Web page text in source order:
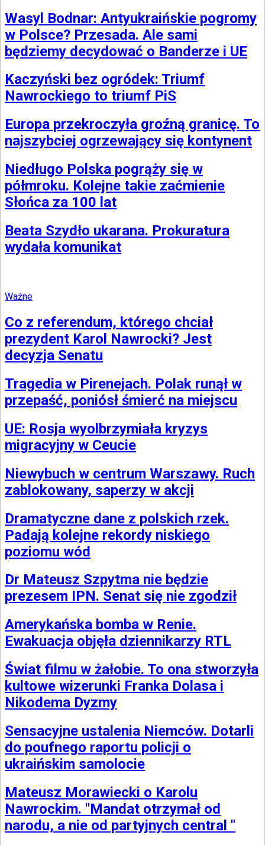
Wasyl Bodnar: Antyukraińskie pogromy
w Polsce? Przesada. Ale sami
będziemy decydować o Banderze i UE
Kaczyński bez ogródek: Triumf
Nawrockiego to triumf PiS
Europa przekroczyła groźną granicę. To
najszybciej ogrzewający się kontynent
Niedługo Polska pogrąży się w
półmroku. Kolejne takie zaćmienie
Słońca za 100 lat
Beata Szydło ukarana. Prokuratura
wydała komunikat
Ważne
Co z referendum, którego chciał
prezydent Karol Nawrocki? Jest
decyzja Senatu
Tragedia w Pirenejach. Polak runął w
przepaść, poniósł śmierć na miejscu
UE: Rosja wyolbrzymiała kryzys
migracyjny w Ceucie
Niewybuch w centrum Warszawy. Ruch
zablokowany, saperzy w akcji
Dramatyczne dane z polskich rzek.
Padają kolejne rekordy niskiego
poziomu wód
Dr Mateusz Szpytma nie będzie
prezesem IPN. Senat się nie zgodził
Amerykańska bomba w Renie.
Ewakuacja objęła dziennikarzy RTL
Świat filmu w żałobie. To ona stworzyła
kultowe wizerunki Franka Dolasa i
Nikodema Dyzmy
Sensacyjne ustalenia Niemców. Dotarli
do poufnego raportu policji o
ukraińskim samolocie
Mateusz Morawiecki o Karolu
Nawrockim. "Mandat otrzymał od
narodu, a nie od partyjnych central "